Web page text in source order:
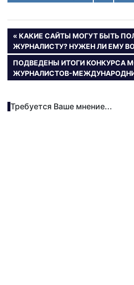
Навигация
по
записям
ПРЕДЫДУЩАЯ
ЗАПИСЬ:
КАКИЕ САЙТЫ МОГУТ БЫТЬ
ЖУРНАЛИСТУ? НУЖЕН ЛИ ЕМУ
СЛЕДУЮЩАЯ
ЗАПИСЬ:
ПОДВЕДЕНЫ ИТОГИ КОНКУРСА
ЖУРНАЛИСТОВ-
Требуется Ваше мнение...